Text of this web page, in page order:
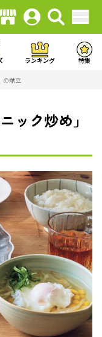
ランキング 特集
の献立
ック炒め」